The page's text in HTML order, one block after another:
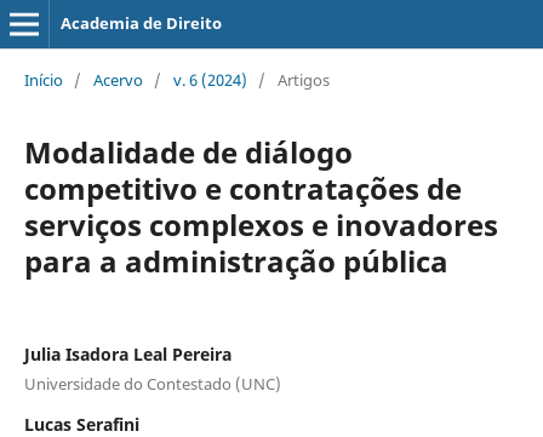
Academia de Direito
Início / Acervo / v. 6 (2024) / Artigos
Modalidade de diálogo
competitivo e contratações de
serviços complexos e inovadores
para a administração pública
Julia Isadora Leal Pereira
Universidade do Contestado (UNC)
Lucas Serafini